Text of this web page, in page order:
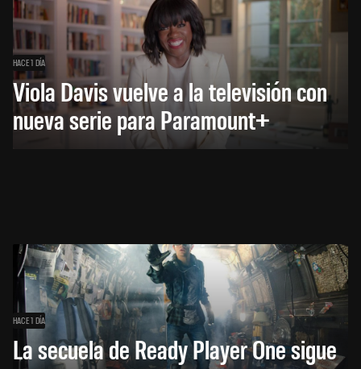
HACE 1 DÍA
Viola Davis vuelve a la televisión con
nueva serie para Paramount+
HACE 1 DÍA
La secuela de Ready Player One sigue